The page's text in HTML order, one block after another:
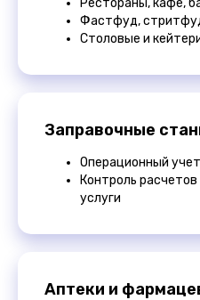
Рестораны, кафе,
Фастфуд,
Столовые и
Заправочные
Операционный
Контроль
услуги
Аптеки и